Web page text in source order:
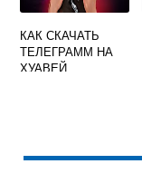
КАК СКАЧАТЬ
ТЕЛЕГРАММ НА
ХУАВЕЙ